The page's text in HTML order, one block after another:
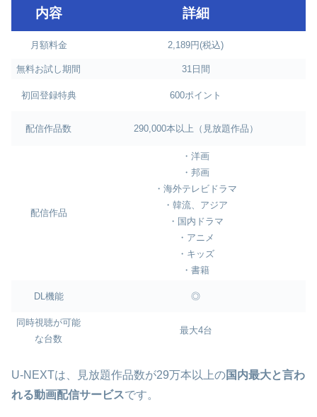
内容 詳細
月額料金 2,189円(税込)
無料お試し期間 31日間
初回登録特典 600ポイント
配信作品数 290,000本以上（見放題作品）
配信作品
・洋画
・邦画
・海外テレビドラマ
・韓流、アジア
・国内ドラマ
・アニメ
・キッズ
・書籍
DL機能 ◎
同時視聴が可能
な台数
最大4台
U-NEXTは、見放題作品数が29万本以上の国内最大と言わ
れる動画配信サービスです。